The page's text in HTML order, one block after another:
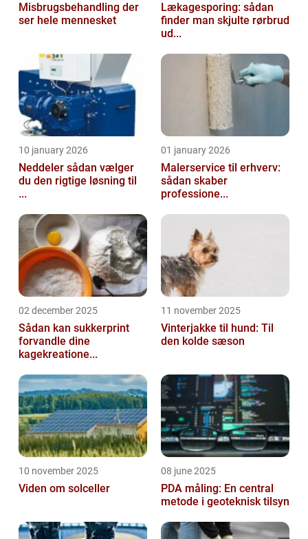
Misbrugsbehandling der
ser hele mennesket
Lækagesporing: sådan
finder man skjulte rørbrud
ud...
10 january 2026
Neddeler sådan vælger
du den rigtige løsning til
...
01 january 2026
Malerservice til erhverv:
sådan skaber
professione...
02 december 2025
Sådan kan sukkerprint
forvandle dine
kagekreatione...
11 november 2025
Vinterjakke til hund: Til
den kolde sæson
10 november 2025
Viden om solceller
08 june 2025
PDA måling: En central
metode i geoteknisk tilsyn